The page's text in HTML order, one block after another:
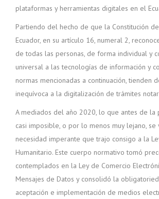
plataformas y herramientas digitales en el
Partiendo del hecho de que la Constitución
Ecuador, en su artículo 16, numeral 2,
de todas las personas, de forma individual y
universal a las tecnologías de información y
normas mencionadas a continuación, tienden
inequívoca a la digitalización de trámites
A mediados del año 2020, lo que antes de la
casi imposible, o por lo menos muy lejano, se
necesidad imperante que trajo consigo a la
Humanitario. Este cuerpo normativo tomó
contemplados en la Ley de Comercio
Mensajes de Datos y consolidó la
aceptación e implementación de medios